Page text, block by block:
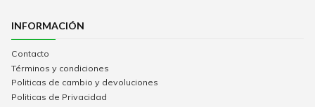
INFORMACIÓN
Contacto
Términos y condiciones
Politicas de cambio y devoluciones
Politicas de Privacidad